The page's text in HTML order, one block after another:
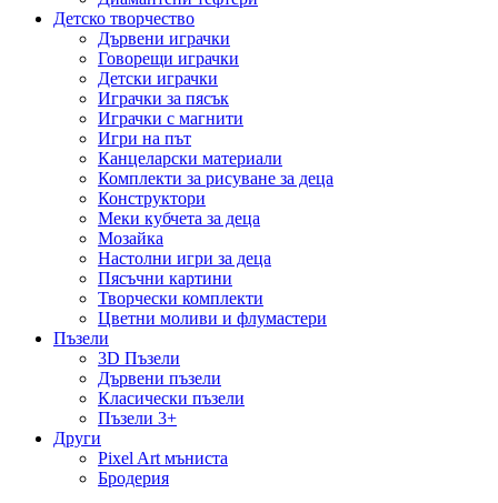
Детско творчество
Дървени играчки
Говорещи играчки
Детски играчки
Играчки за пясък
Играчки с магнити
Игри на път
Канцеларски материали
Комплекти за рисуване за деца
Конструктори
Меки кубчета за деца
Мозайка
Настолни игри за деца
Пясъчни картини
Творчески комплекти
Цветни моливи и флумастери
Пъзели
3D Пъзели
Дървени пъзели
Класически пъзели
Пъзели 3+
Други
Pixel Art мъниста
Бродерия